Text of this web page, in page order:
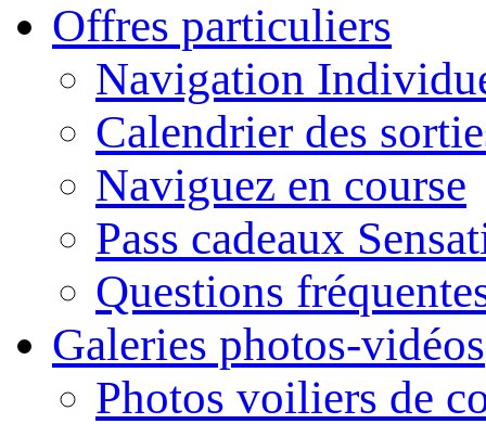
Offres particuliers
Navigation
Calendrier des
Naviguez en course
Pass cadeaux
Questions
Galeries photos-vidéos
Photos voiliers de